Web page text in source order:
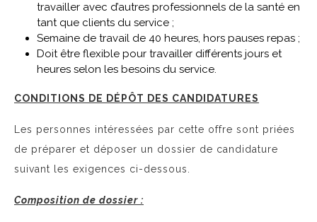
travailler avec d’autres professionnels de la santé en
tant que clients du service ;
Semaine de travail de 40 heures, hors pauses repas ;
Doit être flexible pour travailler différents jours et
heures selon les besoins du service.
CONDITIONS DE DÉPÔT DES CANDIDATURES
Les personnes intéressées par cette offre sont priées
de préparer et déposer un dossier de candidature
suivant les exigences ci-dessous.
Composition de dossier :